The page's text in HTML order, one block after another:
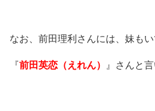
なお、前田理利さんには、妹もい
『前田英恋（えれん） 』さんと言